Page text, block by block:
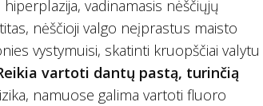
vadinamasis nėščiųjų
nėščioji valgo neįprastus maisto
vystymuisi, skatinti kruopščiai valytu
vartoti dantų pastą, turinčią
namuose galima vartoti fluoro